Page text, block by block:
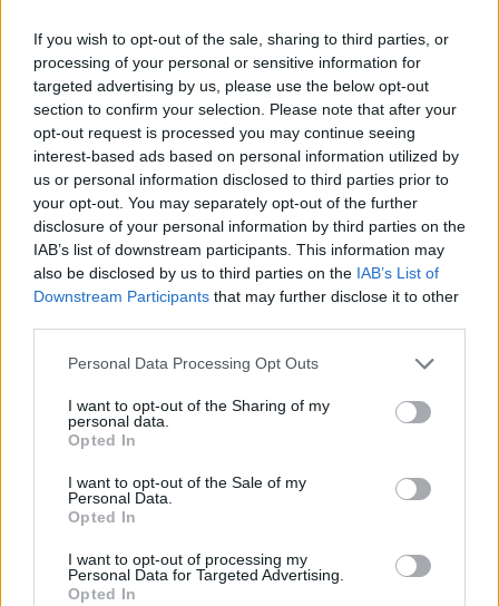
If you wish to opt-out of the sale, sharing to third parties, or
processing of your personal or sensitive information for
targeted advertising by us, please use the below opt-out
section to confirm your selection. Please note that after your
opt-out request is processed you may continue seeing
interest-based ads based on personal information utilized by
us or personal information disclosed to third parties prior to
your opt-out. You may separately opt-out of the further
disclosure of your personal information by third parties on the
IAB’s list of downstream participants. This information may
also be disclosed by us to third parties on the IAB’s List of
Downstream Participants that may further disclose it to other
Personal Data Processing Opt Outs
I want to opt-out of the Sharing of my
personal data.
Opted In
I want to opt-out of the Sale of my
Personal Data.
Opted In
I want to opt-out of processing my
Personal Data for Targeted Advertising.
Opted In
di sabato 17 nell'auditorium del Centro
Operativo Europeo di Whirlpool a Comerio.
Chiuderà Glocal News, alle 18 nella sede della
Camera di Commercio, la premiazione di
BlogLab
Via Confalonieri, 5
Tutti gli eventi
Gea Somazzi
gea.somazzi@legnanonews.com
Noi di LegnanoNews abbiamo a cuore l'informazione del